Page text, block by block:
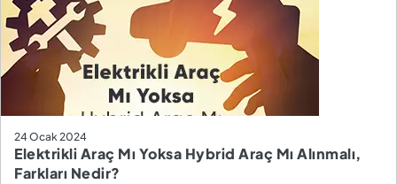
24 Ocak 2024
Elektrikli Araç Mı Yoksa Hybrid Araç Mı Alınmalı,
Farkları Nedir?